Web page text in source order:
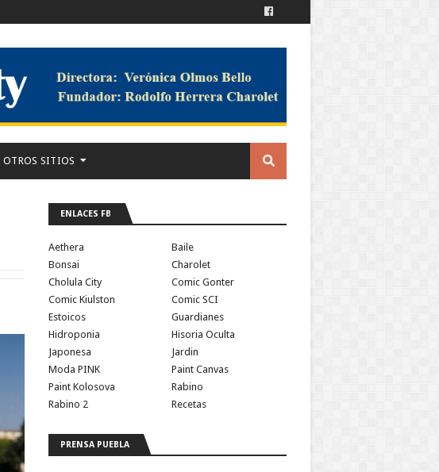
OTROS SITIOS
ENLACES FB
Aethera
Baile
Bonsai
Charolet
Cholula City
Comic Gonter
Comic Kiulston
Comic SCI
Estoicos
Guardianes
Hidroponia
Hisoria Oculta
Japonesa
Jardin
Moda PINK
Paint Canvas
Paint Kolosova
Rabino
Rabino 2
Recetas
PRENSA PUEBLA